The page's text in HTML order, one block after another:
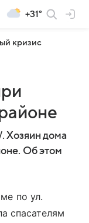
+31°
кризис
Хозяин дома
Об этом
по ул.
спасателям